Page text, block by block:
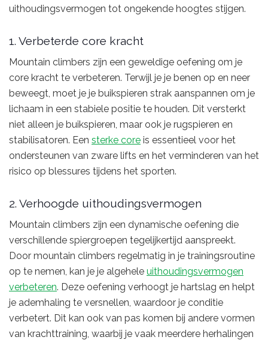
uithoudingsvermogen tot ongekende hoogtes stijgen.
1. Verbeterde core kracht
Mountain climbers zijn een geweldige oefening om je
core kracht te verbeteren. Terwijl je je benen op en neer
beweegt, moet je je buikspieren strak aanspannen om je
lichaam in een stabiele positie te houden. Dit versterkt
niet alleen je buikspieren, maar ook je rugspieren en
stabilisatoren. Een sterke core is essentieel voor het
ondersteunen van zware lifts en het verminderen van het
risico op blessures tijdens het sporten.
2. Verhoogde uithoudingsvermogen
Mountain climbers zijn een dynamische oefening die
verschillende spiergroepen tegelijkertijd aanspreekt.
Door mountain climbers regelmatig in je trainingsroutine
op te nemen, kan je je algehele uithoudingsvermogen
verbeteren. Deze oefening verhoogt je hartslag en helpt
je ademhaling te versnellen, waardoor je conditie
verbetert. Dit kan ook van pas komen bij andere vormen
van krachttraining, waarbij je vaak meerdere herhalingen